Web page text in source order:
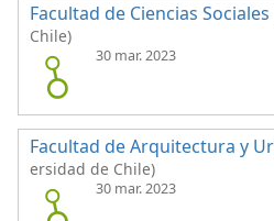
Facultad de Ciencias Sociales
Chile)
30 mar. 2023
Facultad de Arquitectura y
ersidad de Chile)
30 mar. 2023